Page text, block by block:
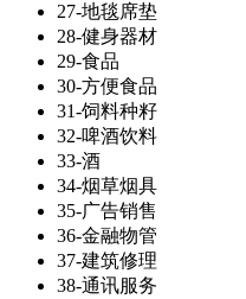
27-地毯席垫
28-健身器材
29-食品
30-方便食品
31-饲料种籽
32-啤酒饮料
33-酒
34-烟草烟具
35-广告销售
36-金融物管
37-建筑修理
38-通讯服务